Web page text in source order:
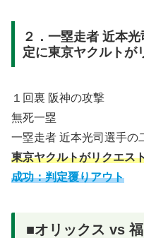
２．一塁走者 近本
定に東京ヤクルトが
１回裏 阪神の攻撃
無死一塁
一塁走者 近本光司選手の
東京ヤクルトがリクエス
成功：判定覆りアウト
■オリックス vs